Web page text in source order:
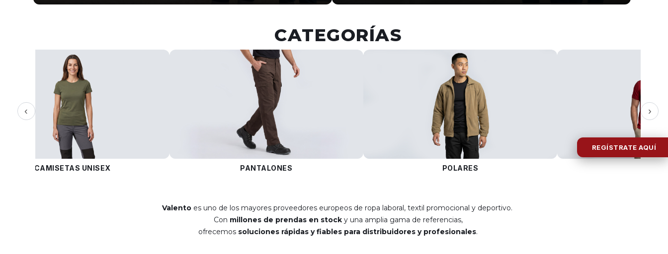
CATEGORÍAS
‹
CAMISETAS UNISEX PANTALONES POLARES
›
Valento es uno de los mayores proveedores europeos de ropa laboral, textil promocional y deportivo.
Con millones de prendas en stocky una amplia gama de referencias,
ofrecemos soluciones rápidas y fiables para distribuidores y profesionales.
REGÍSTRATE AQUÍ